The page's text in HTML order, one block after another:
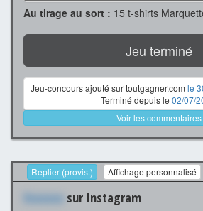
Au tirage au sort : 15 t-shirts
Jeu terminé
Jeu-concours ajouté sur toutgagner.com le
Terminé depuis le 02/07/
Voir les commentaires
Replier (provis.) Affichage personnalisé
Xxxxxxx sur Instagram